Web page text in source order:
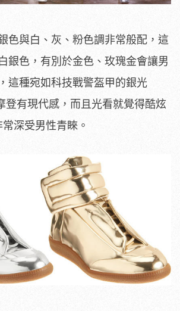
色與白、灰、粉色調非常般配，這
銀色，有別於金色、玫瑰金會讓男
這種宛如科技戰警盔甲的銀光
登有現代感，而且光看就覺得酷炫
深受男性青睞。